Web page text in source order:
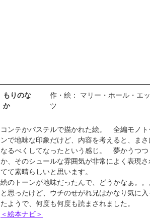
もりのな
か
作・絵： マリー・ホール・エッ
ツ
コンテかパステルで描かれた絵。 全編モノト
ンで地味な印象だけど、内容を考えると、まさ
なるべくしてなったという感じ。 夢かうつつ
か、そのシュールな雰囲気が非常によく表現さ
てて素晴らしいと思います。
絵のトーンが地味だったんで、どうかなぁ。。
と思ったけど、ウチのせがれ兄はかなり気に入
たようで、何度も何度も読まされました。
＜絵本ナビ＞